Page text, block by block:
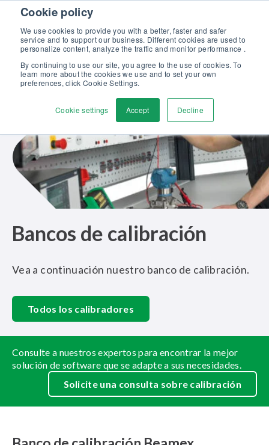
Cookie policy
We use cookies to provide you with a better, faster and safer
service and to support our business. Different cookies are used to
personalize content, analyze the traffic and monitor performance .
By continuing to use our site, you agree to the use of cookies. To
learn more about the cookies we use and to set your own
preferences, click Cookie Settings.
Cookie settings Accept Decline
Skip to content
Descubra nuestro nuevo catálogo Soluciones Beamex para la
Excelencia en Calibración >>
Contáctenos
Bancos de calibración
Vea a continuación nuestro banco de calibración.
Todos los calibradores
Consulte a nuestros expertos para encontrar la mejor
solución de software que se adapte a sus necesidades.
Solicite una consulta sobre calibración